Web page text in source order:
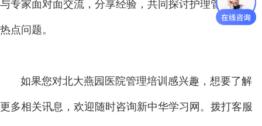
与专家面对面交流，分享经验，共同探讨护理管理中的
热点问题。
如果您对北大燕园医院管理培训感兴趣，想要了解
更多相关讯息，欢迎随时咨询新中华学习网。拨打客服